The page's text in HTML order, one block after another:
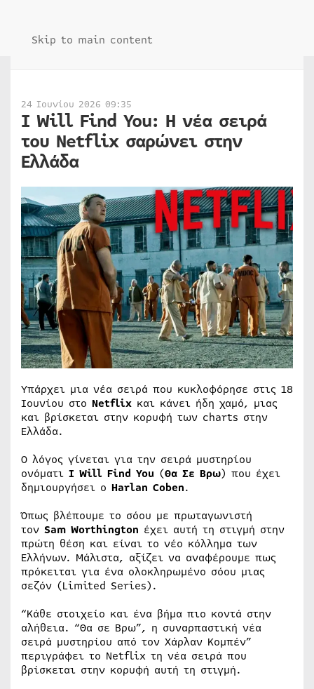
Skip to main content
24 Ιουνίου 2026 09:35
I Will Find You: Η νέα σειρά
του Netflix σαρώνει στην
Ελλάδα
Υπάρχει μια νέα σειρά που κυκλοφόρησε στις 18
Ιουνίου στο Netflix και κάνει ήδη χαμό, μιας
και βρίσκεται στην κορυφή των charts στην
Ελλάδα.
Ο λόγος γίνεται για την σειρά μυστηρίου
ονόματι I Will Find You (Θα Σε Βρω) που έχει
δημιουργήσει ο Harlan Coben.
Όπως βλέπουμε το σόου με πρωταγωνιστή
τον Sam Worthington έχει αυτή τη στιγμή στην
πρώτη θέση και είναι το νέο κόλλημα των
Ελλήνων. Μάλιστα, αξίζει να αναφέρουμε πως
πρόκειται για ένα ολοκληρωμένο σόου μιας
σεζόν (Limited Series).
“Κάθε στοιχείο και ένα βήμα πιο κοντά στην
αλήθεια. “Θα σε Βρω”, η συναρπαστική νέα
σειρά μυστηρίου από τον Χάρλαν Κομπέν”
περιγράφει το Netflix τη νέα σειρά που
βρίσκεται στην κορυφή αυτή τη στιγμή.